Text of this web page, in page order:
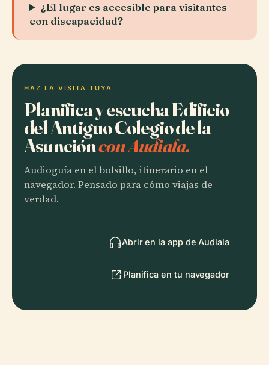
¿El lugar es accesible para visitantes
con discapacidad?
HAZ LA VISITA TUYA
Planifica y escucha Edificio
del Antiguo Colegio de la
Asuncióncon Audiala.
Audioguía en el bolsillo, itinerario en el
navegador. Pensado para cómo viajas de
verdad.
Abrir en la app de Audiala
Planifica en tu navegador